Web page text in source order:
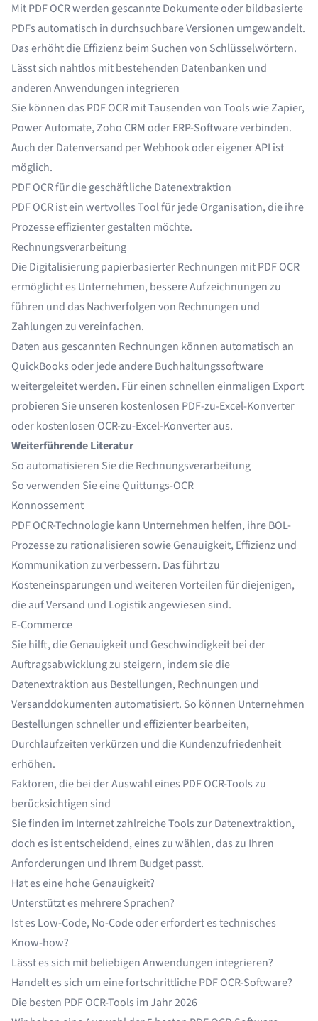
Mit PDF OCR werden gescannte Dokumente oder bildbasierte
PDFs automatisch indurchsuchbare Versionen umgewandelt.
Das erhöht die Effizienz beim Suchen von Schlüsselwörtern.
Lässt sich nahtlos mit bestehenden Datenbanken und
anderen Anwendungen integrieren
Sie können das PDF OCR mit Tausenden von Tools wie Zapier,
Power Automate, Zoho CRM oder ERP-Software verbinden.
Auch der Datenversand per Webhook oder eigener API ist
möglich.
PDF OCR für die geschäftliche Datenextraktion
PDF OCR ist ein wertvolles Tool für jede Organisation, die ihre
Prozesse effizienter gestalten möchte.
Rechnungsverarbeitung
Die Digitalisierung papierbasierterRechnungen mit PDF OCR
ermöglicht es Unternehmen, bessere Aufzeichnungen zu
führen und das Nachverfolgen von Rechnungen und
Zahlungen zu vereinfachen.
Daten aus gescannten Rechnungen können automatisch an
QuickBooks oder jede andere Buchhaltungssoftware
weitergeleitet werden. Für einen schnellen einmaligen Export
probieren Sie unseren kostenlosen PDF-zu-Excel-Konverter
oderkostenlosen OCR-zu-Excel-Konverteraus.
Weiterführende Literatur
So automatisieren Sie die Rechnungsverarbeitung
So verwenden Sie eine Quittungs-OCR
Konnossement
PDF OCR-Technologie kann Unternehmen helfen, ihre BOL-
Prozesse zu rationalisieren sowie Genauigkeit, Effizienz und
Kommunikation zu verbessern. Das führt zu
Kosteneinsparungen und weiteren Vorteilen für diejenigen,
die auf Versand und Logistik angewiesen sind.
E-Commerce
Sie hilft, die Genauigkeit und Geschwindigkeit bei der
Auftragsabwicklung zu steigern, indem siedie
Datenextraktion aus Bestellungen, Rechnungen und
Versanddokumenten automatisiert. So können Unternehmen
Bestellungen schneller und effizienter bearbeiten,
Durchlaufzeiten verkürzen und die Kundenzufriedenheit
erhöhen.
Faktoren, die bei der Auswahl eines PDF OCR-Tools zu
berücksichtigen sind
Sie finden im Internet zahlreiche Tools zur Datenextraktion,
doch es ist entscheidend, eines zu wählen, das zu Ihren
Anforderungen und Ihrem Budget passt.
Hat es eine hohe Genauigkeit?
Unterstützt es mehrere Sprachen?
Ist es Low-Code, No-Code oder erfordert es technisches
Know-how?
Lässt es sich mit beliebigen Anwendungen integrieren?
Handelt es sich um eine fortschrittliche PDF OCR-Software?
Die besten PDF OCR-Tools im Jahr 2026